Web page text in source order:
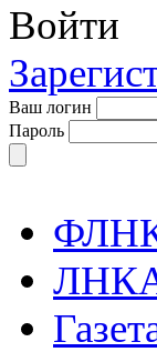
Войти
Ваш логин
Пароль